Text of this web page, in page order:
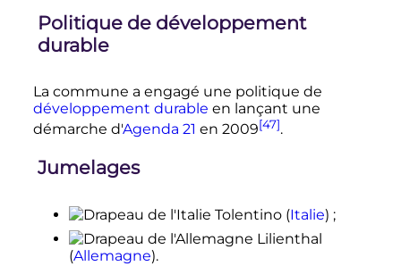
Politique de développement
durable
La commune a engagé une politique de
développement durable en lançant une
démarche d'Agenda 21 en 2009[47].
Jumelages
Tolentino (Italie) ;
Lilienthal
(Allemagne).